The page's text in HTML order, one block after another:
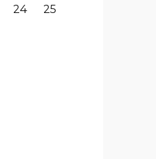
24
25